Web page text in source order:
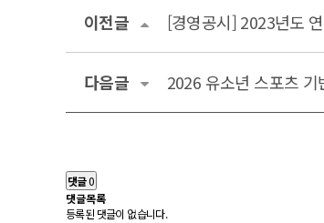
이전글 [경영공시] 2023년도
다음글 2026 유소년 스포츠
댓글0
댓글목록
등록된 댓글이 없습니다.